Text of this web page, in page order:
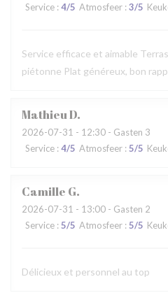
Service : 4/5 Atmosfeer : 3/5
Service efficace et aimable
piétonne Plat généreux, bon
MathieuD
2026-07-31 - 12:30 - Gasten 3
Service : 4/5 Atmosfeer : 5/5
Camille G
2026-07-31 - 13:00 - Gasten 2
Service : 5/5 Atmosfeer : 5/5
Délicieux et personnel au top